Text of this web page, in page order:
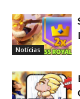
Notícias